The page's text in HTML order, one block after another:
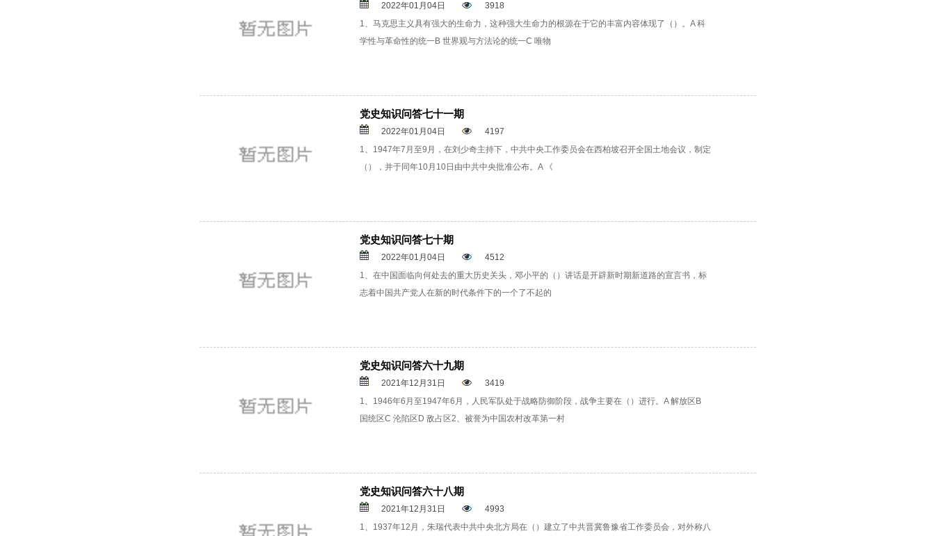
2022年01月04日
3918
1、马克思主义具有强大的生命力，这种强大生命力的根源在于它的丰富内容体现了（）。A 科
学性与革命性的统一B 世界观与方法论的统一C 唯物
党史知识问答七十一期
2022年01月04日
4197
1、1947年7月至9月，在刘少奇主持下，中共中央工作委员会在西柏坡召开全国土地会议，制定
（），并于同年10月10日由中共中央批准公布。A 《
党史知识问答七十期
2022年01月04日
4512
1、在中国面临向何处去的重大历史关头，邓小平的（）讲话是开辟新时期新道路的宣言书，标
志着中国共产党人在新的时代条件下的一个了不起的
党史知识问答六十九期
2021年12月31日
3419
1、1946年6月至1947年6月，人民军队处于战略防御阶段，战争主要在（）进行。A 解放区B
国统区C 沦陷区D 敌占区2、被誉为中国农村改革第一村
党史知识问答六十八期
2021年12月31日
4993
1、1937年12月，朱瑞代表中共中央北方局在（）建立了中共晋冀鲁豫省工作委员会，对外称八